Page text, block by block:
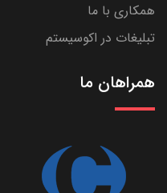
همکاری با ما
تبلیغات در اکوسیستم
همراهان ما